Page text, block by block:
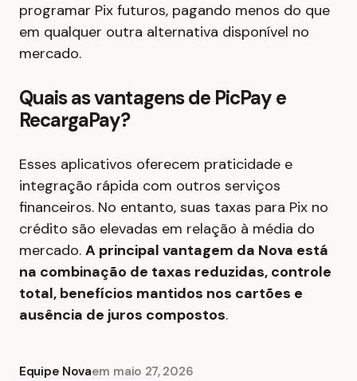
programar Pix futuros, pagando menos do que
em qualquer outra alternativa disponível no
mercado.
Quais as vantagens de PicPay e
RecargaPay?
Esses aplicativos oferecem praticidade e
integração rápida com outros serviços
financeiros. No entanto, suas taxas para Pix no
crédito são elevadas em relação à média do
mercado. A principal vantagem da Nova está
na combinação de taxas reduzidas, controle
total, benefícios mantidos nos cartões e
ausência de juros compostos.
Equipe Novaem maio 27, 2026